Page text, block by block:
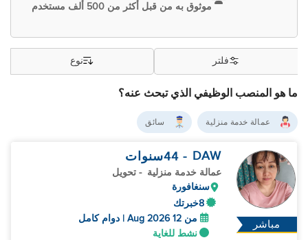
موثوق به من قبل أكثر من 500 ألف مستخدم
ما هو المنصب الوظيفي الذي تبحث عنه؟
فلتر نوع
عمالة خدمة منزلية سائق
مباشر
DAW
- 44 سنوات
عمالة خدمة منزلية - تحويل
سنغافورة
8خبرتك
من 12 Aug 2026 | دوام كامل
نشط للغاية